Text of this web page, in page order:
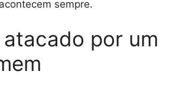
sempre.
atacado por um